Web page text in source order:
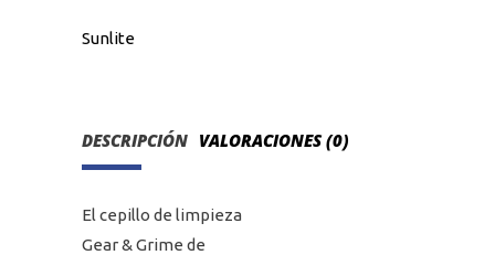
Sunlite
DESCRIPCIÓN VALORACIONES (0)
El cepillo de limpieza
Gear & Grime de